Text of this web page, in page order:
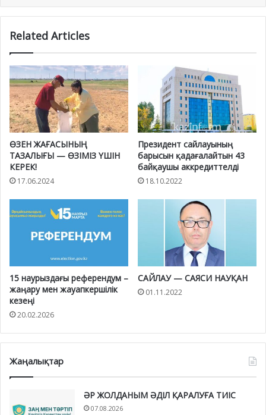
Related Articles
ӨЗЕН ЖАҒАСЫНЫҢ
ТАЗАЛЫҒЫ — ӨЗІМІЗ ҮШІН
КЕРЕК!
17.06.2024
Президент сайлауының
барысын қадағалайтын 43
байқаушы аккредиттелді
18.10.2022
15 наурыздағы референдум –
жаңару мен жауапкершілік
кезеңі
20.02.2026
САЙЛАУ — САЯСИ НАУҚАН
01.11.2022
Жаңалықтар
ӘР ЖОЛДАНЫМ ӘДІЛ ҚАРАЛУҒА ТИІС
07.08.2026